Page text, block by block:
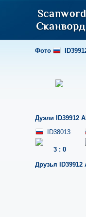
Фото
Дуэли ID39912
ID38013
3 : 0
Друзья ID39912